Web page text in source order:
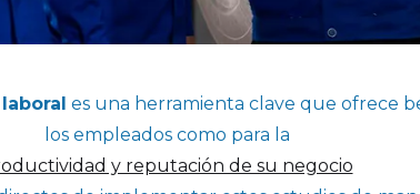
es una herramienta clave que ofrece
los empleados como para la
y reputación de su negocio